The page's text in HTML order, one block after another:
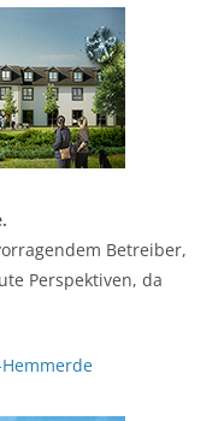
Betreiber,
Perspektiven, da